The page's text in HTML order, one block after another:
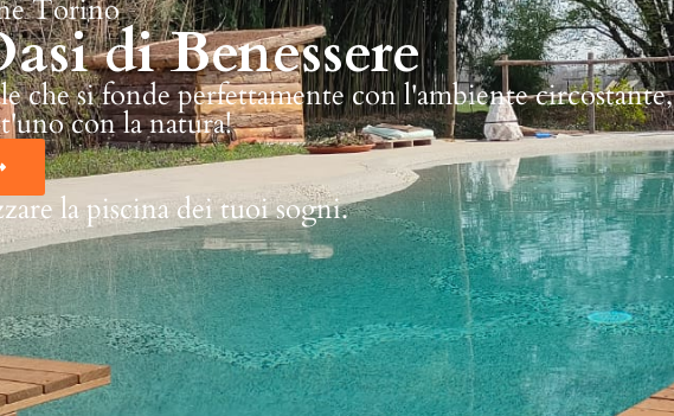
Torino
di Benessere
che si fonde perfettamente con l'ambiente circostante,
con la natura!
la piscina dei tuoi sogni.